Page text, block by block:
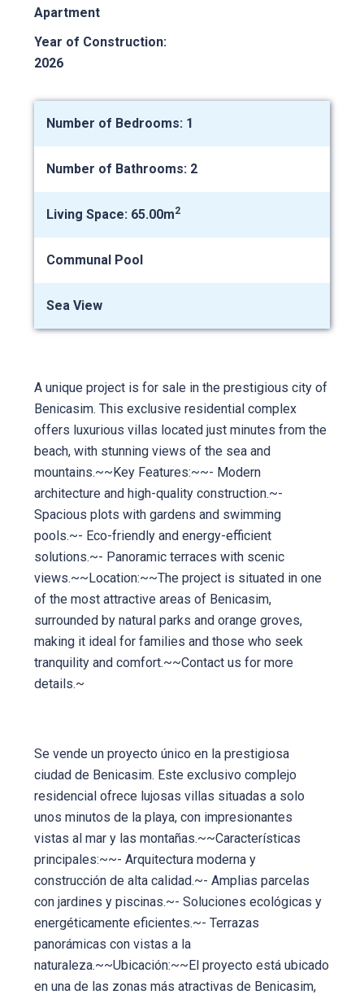
Apartment
Year of Construction:
2026
Number of Bedrooms: 1
Number of Bathrooms: 2
Living Space: 65.00m2
Communal Pool
Sea View
A unique project is for sale in the prestigious city of
Benicasim. This exclusive residential complex
offers luxurious villas located just minutes from the
beach, with stunning views of the sea and
mountains.~~Key Features:~~- Modern
architecture and high-quality construction.~-
Spacious plots with gardens and swimming
pools.~- Eco-friendly and energy-efficient
solutions.~- Panoramic terraces with scenic
views.~~Location:~~The project is situated in one
of the most attractive areas of Benicasim,
surrounded by natural parks and orange groves,
making it ideal for families and those who seek
tranquility and comfort.~~Contact us for more
details.~
Se vende un proyecto único en la prestigiosa
ciudad de Benicasim. Este exclusivo complejo
residencial ofrece lujosas villas situadas a solo
unos minutos de la playa, con impresionantes
vistas al mar y las montañas.~~Características
principales:~~- Arquitectura moderna y
construcción de alta calidad.~- Amplias parcelas
con jardines y piscinas.~- Soluciones ecológicas y
energéticamente eficientes.~- Terrazas
panorámicas con vistas a la
naturaleza.~~Ubicación:~~El proyecto está ubicado
en una de las zonas más atractivas de Benicasim,